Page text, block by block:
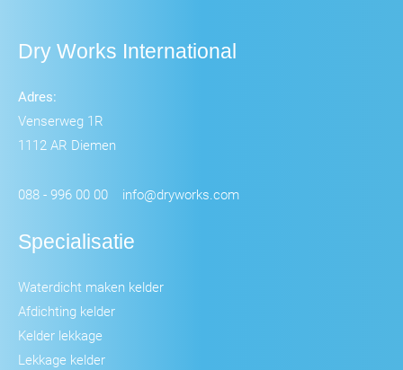
Dry Works International
Adres:
Venserweg 1R
1112 AR Diemen
088 - 996 00 00 info@dryworks.com
Specialisatie
Waterdicht maken kelder
Afdichting kelder
Kelder lekkage
Lekkage kelder